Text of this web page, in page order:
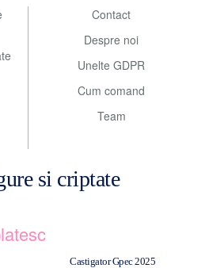
Contact
Despre noi
Unelte GDPR
Cum comand
Team
si criptate
Castigator Gpec 2025